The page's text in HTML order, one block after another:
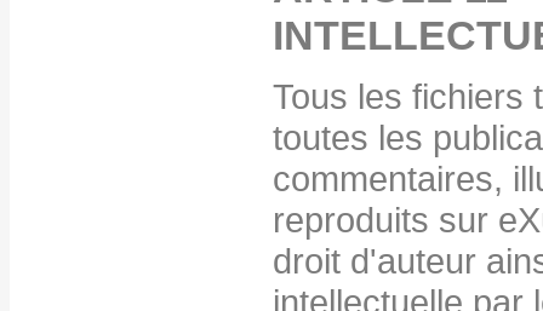
Tous les fichiers
toutes les
commentaires,
reproduits sur
droit d'auteur
intellectuelle par